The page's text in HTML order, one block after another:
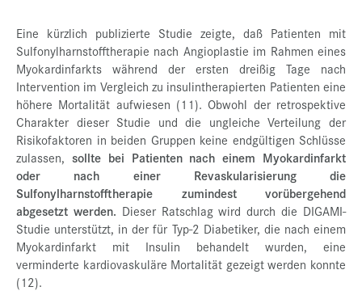
Eine kürzlich publizierte Studie zeigte, daß Patienten mit
Sulfonylharnstofftherapie nach Angioplastie im Rahmen eines
Myokardinfarkts während der ersten dreißig Tage nach
Intervention im Vergleich zu insulintherapierten Patienten eine
höhere Mortalität aufwiesen (11). Obwohl der retrospektive
Charakter dieser Studie und die ungleiche Verteilung der
Risikofaktoren in beiden Gruppen keine endgültigen Schlüsse
zulassen, sollte bei Patienten nach einem Myokardinfarkt
oder nach einer Revaskularisierung die
Sulfonylharnstofftherapie zumindest vorübergehend
abgesetzt werden. Dieser Ratschlag wird durch die DIGAMI-
Studie unterstützt, in der für Typ-2 Diabetiker, die nach einem
Myokardinfarkt mit Insulin behandelt wurden, eine
verminderte kardiovaskuläre Mortalität gezeigt werden konnte
(12).